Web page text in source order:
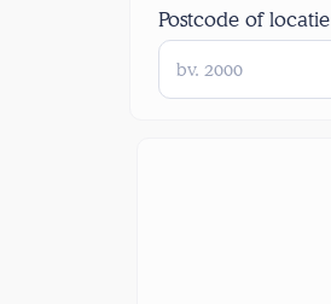
Postcode of locatie